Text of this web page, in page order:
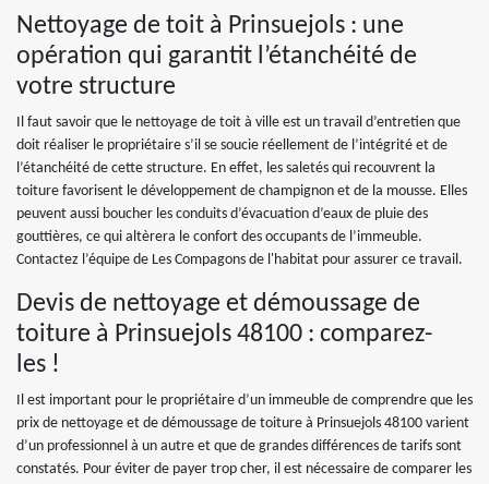
Nettoyage de toit à Prinsuejols : une
opération qui garantit l’étanchéité de
votre structure
Il faut savoir que le nettoyage de toit à ville est un travail d’entretien que
doit réaliser le propriétaire s’il se soucie réellement de l’intégrité et de
l’étanchéité de cette structure. En effet, les saletés qui recouvrent la
toiture favorisent le développement de champignon et de la mousse. Elles
peuvent aussi boucher les conduits d’évacuation d’eaux de pluie des
gouttières, ce qui altèrera le confort des occupants de l’immeuble.
Contactez l’équipe de Les Compagons de l'habitat pour assurer ce travail.
Devis de nettoyage et démoussage de
toiture à Prinsuejols 48100 : comparez-
les !
Il est important pour le propriétaire d’un immeuble de comprendre que les
prix de nettoyage et de démoussage de toiture à Prinsuejols 48100 varient
d’un professionnel à un autre et que de grandes différences de tarifs sont
constatés. Pour éviter de payer trop cher, il est nécessaire de comparer les